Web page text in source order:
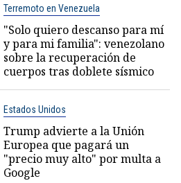
Terremoto en Venezuela
"Solo quiero descanso para mí
y para mi familia": venezolano
sobre la recuperación de
cuerpos tras doblete sísmico
Estados Unidos
Trump advierte a la Unión
Europea que pagará un
"precio muy alto" por multa a
Google